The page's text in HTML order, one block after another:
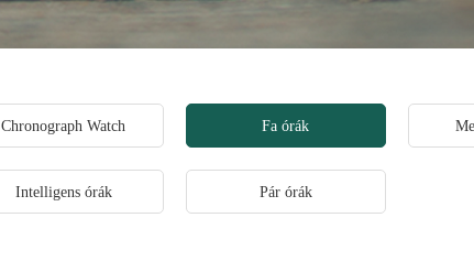
Chronograph Watch Fa órák
Intelligens órák Pár órák